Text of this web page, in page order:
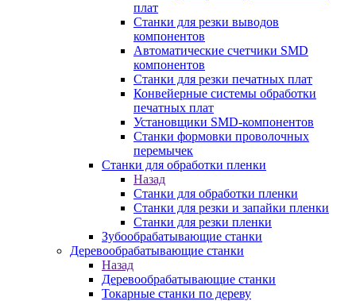
плат
Станки для резки выводов
компонентов
Автоматические счетчики SMD
компонентов
Станки для резки печатных плат
Конвейерные системы обработки
печатных плат
Установщики SMD-компонентов
Станки формовки проволочных
перемычек
Станки для обработки пленки
Назад
Станки для обработки пленки
Станки для резки и запайки пленки
Станки для резки пленки
Зубообрабатывающие станки
Деревообрабатывающие станки
Назад
Деревообрабатывающие станки
Токарные станки по дереву